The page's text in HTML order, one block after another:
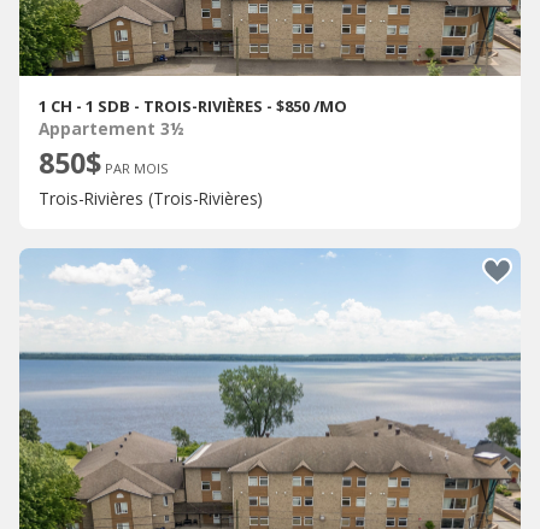
1 CH - 1 SDB - TROIS-RIVIÈRES - $850 /MO
Appartement 3½
850$ PAR MOIS
Trois-Rivières (Trois-Rivières)